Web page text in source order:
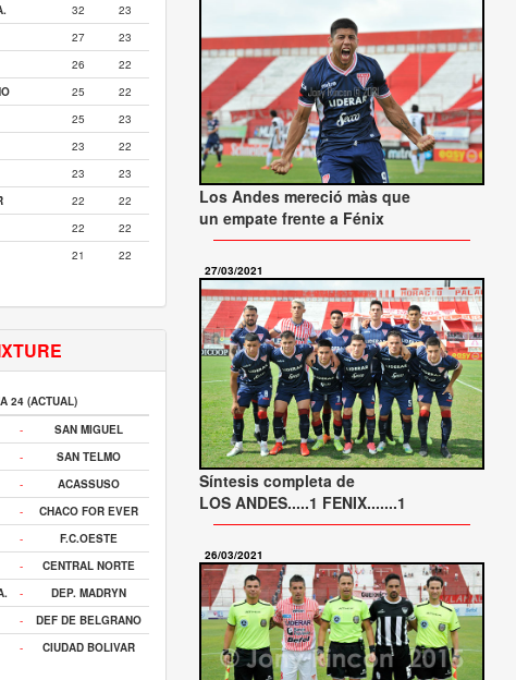
32
23
27
23
26
22
25
22
25
23
23
22
23
23
22
22
22
22
21 22
24 (ACTUAL)
-
SAN MIGUEL
-
SAN TELMO
-
ACASSUSO
-
CHACO FOR EVER
-
F.C.OESTE
-
CENTRAL NORTE
-
DEP. MADRYN
-
DEF DE BELGRANO
- CIUDAD BOLIVAR
Los Andes mereció màs que
un empate frente a Fénix
27/03/2021
Síntesis completa de
LOS ANDES.....1 FENIX.......1
26/03/2021